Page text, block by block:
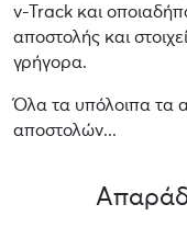
v-Track και
αποστολής και
γρήγορα.
Όλα τα υπόλοιπα τα
αποστολών...